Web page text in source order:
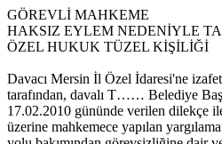
GÖREVLİ MAHKEME
HAKSIZ EYLEM NEDENİYLE
ÖZEL HUKUK TÜZEL KİŞİLİĞİ
Davacı Mersin İl Özel İdaresi'ne
tarafından, davalı T…… Belediye
17.02.2010 gününde verilen dilekçe
üzerine mahkemece yapılan